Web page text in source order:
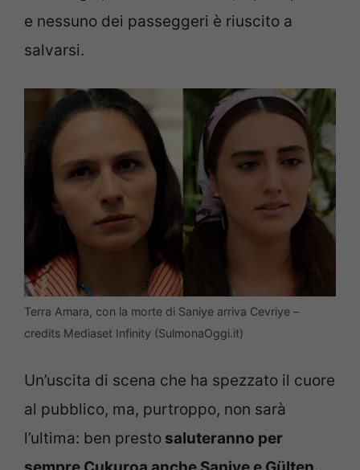
e nessuno dei passeggeri è riuscito a
salvarsi.
Terra Amara, con la morte di Saniye arriva Cevriye –
credits Mediaset Infinity (SulmonaOggi.it)
Un’uscita di scena che ha spezzato il cuore
al pubblico, ma, purtroppo, non sarà
l’ultima: ben presto saluteranno per